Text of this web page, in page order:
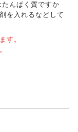
んぱく質ですか
を入れるなどして
す。